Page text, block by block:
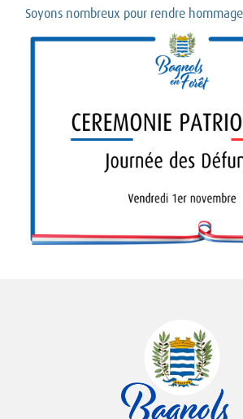
Soyons nombreux pour rendre